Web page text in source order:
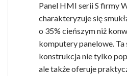
Panel HMI serii S firmy
charakteryzuje się
o 35% cieńszym niż
komputery panelowe. Ta
konstrukcja nie tylko
ale także oferuje